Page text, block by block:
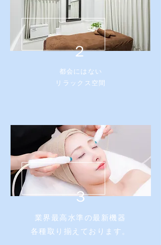
都会にはない
​リラックス空間
​２
​３
業界最高水準の最新機器
​各種取り揃えております。